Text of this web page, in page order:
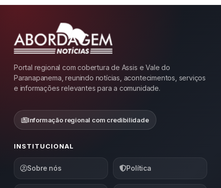
Portal regional com cobertura de Assis e Vale do
Paranapanema, reunindo notícias, acontecimentos, serviços
e informações relevantes para a comunidade.
Informação regional com credibilidade
INSTITUCIONAL
Sobre nós Política